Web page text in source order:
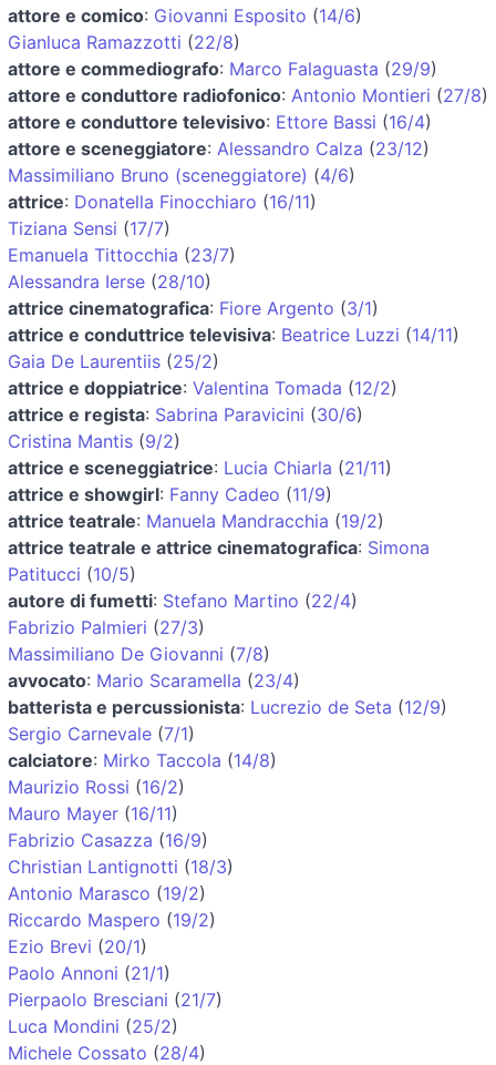
attore e comico: Giovanni Esposito (14/6)
Gianluca Ramazzotti (22/8)
attore e commediografo: Marco Falaguasta (29/9)
attore e conduttore radiofonico: Antonio Montieri (27/8)
attore e conduttore televisivo: Ettore Bassi (16/4)
attore e sceneggiatore: Alessandro Calza (23/12)
Massimiliano Bruno (sceneggiatore) (4/6)
attrice: Donatella Finocchiaro (16/11)
Tiziana Sensi (17/7)
Emanuela Tittocchia (23/7)
Alessandra Ierse (28/10)
attrice cinematografica: Fiore Argento (3/1)
attrice e conduttrice televisiva: Beatrice Luzzi (14/11)
Gaia De Laurentiis (25/2)
attrice e doppiatrice: Valentina Tomada (12/2)
attrice e regista: Sabrina Paravicini (30/6)
Cristina Mantis (9/2)
attrice e sceneggiatrice: Lucia Chiarla (21/11)
attrice e showgirl: Fanny Cadeo (11/9)
attrice teatrale: Manuela Mandracchia (19/2)
attrice teatrale e attrice cinematografica: Simona
Patitucci (10/5)
autore di fumetti: Stefano Martino (22/4)
Fabrizio Palmieri (27/3)
Massimiliano De Giovanni (7/8)
avvocato: Mario Scaramella (23/4)
batterista e percussionista: Lucrezio de Seta (12/9)
Sergio Carnevale (7/1)
calciatore: Mirko Taccola (14/8)
Maurizio Rossi (16/2)
Mauro Mayer (16/11)
Fabrizio Casazza (16/9)
Christian Lantignotti (18/3)
Antonio Marasco (19/2)
Riccardo Maspero (19/2)
Ezio Brevi (20/1)
Paolo Annoni (21/1)
Pierpaolo Bresciani (21/7)
Luca Mondini (25/2)
Michele Cossato (28/4)